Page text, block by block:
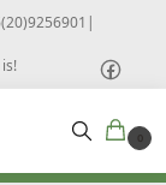
|
0